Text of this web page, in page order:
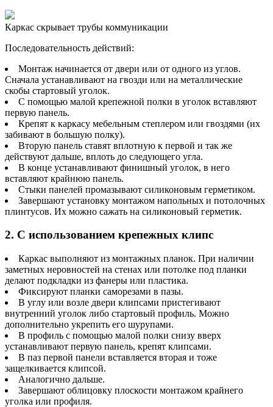
Каркас скрывает трубы коммуникации
Последовательность действий:
Монтаж начинается от двери или от одного из углов.
Сначала устанавливают на гвозди или на металлические
скобы стартовый уголок.
С помощью малой крепежной полки в уголок вставляют
первую панель.
Крепят к каркасу мебельным степлером или гвоздями (их
забивают в большую полку).
Вторую панель ставят вплотную к первой и так же
действуют дальше, вплоть до следующего угла.
В конце устанавливают финишный уголок, в него
вставляют крайнюю панель.
Стыки панелей промазывают силиконовым герметиком.
Завершают установку монтажом напольных и потолочных
плинтусов. Их можно сажать на силиконовый герметик.
2. С использованием крепежных клипс
Каркас выполняют из монтажных планок. При наличии
заметных неровностей на стенах или потолке под планки
делают подкладки из фанеры или пластика.
Фиксируют планки саморезами в пазы.
В углу или возле двери клипсами пристегивают
внутренний уголок либо стартовый профиль. Можно
дополнительно укрепить его шурупами.
В профиль с помощью малой полки снизу вверх
устанавливают первую панель, крепят клипсами.
В паз первой панели вставляется вторая и тоже
защелкивается клипсой.
Аналогично дальше.
Завершают облицовку плоскости монтажом крайнего
уголка или профиля.